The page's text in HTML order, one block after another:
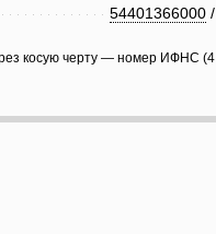
54401366000 /
косую черту — номер ИФНС (4